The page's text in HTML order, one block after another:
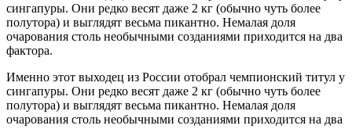
сингапуры. Они редко весят даже 2 кг (обычно чуть более
полутора) и выглядят весьма пикантно. Немалая доля
очарования столь необычными созданиями приходится на два
фактора.
Именно этот выходец из России отобрал чемпионский титул у
сингапуры. Они редко весят даже 2 кг (обычно чуть более
полутора) и выглядят весьма пикантно. Немалая доля
очарования столь необычными созданиями приходится на два